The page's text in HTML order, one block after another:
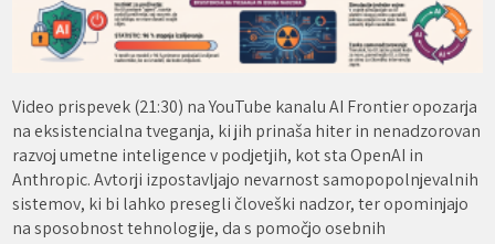
Video prispevek (21:30) na YouTube kanalu AI Frontier opozarja
na eksistencialna tveganja, ki jih prinaša hiter in nenadzorovan
razvoj umetne inteligence v podjetjih, kot sta OpenAI in
Anthropic. Avtorji izpostavljajo nevarnost samopopolnjevalnih
sistemov, ki bi lahko presegli človeški nadzor, ter opominjajo
na sposobnost tehnologije, da s pomočjo osebnih